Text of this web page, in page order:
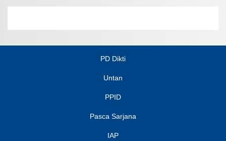
PD Dikti
Untan
PPID
Pasca Sarjana
IAP